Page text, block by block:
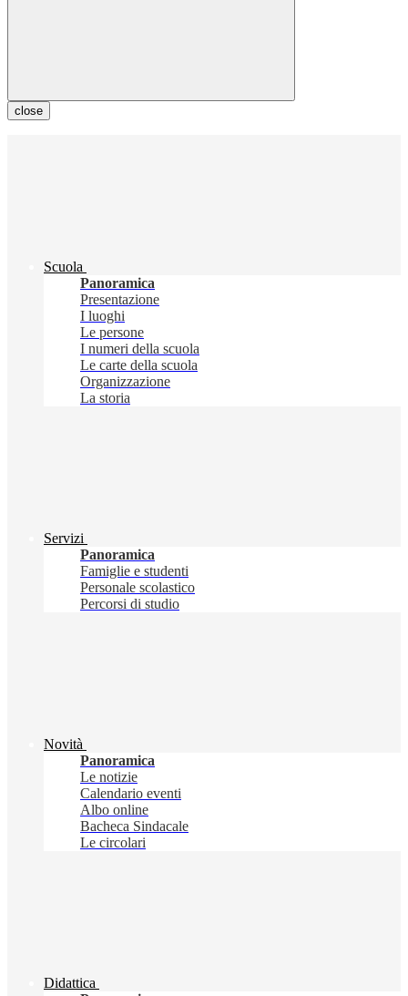
close
Scuola
Panoramica
Presentazione
I luoghi
Le persone
I numeri della scuola
Le carte della scuola
Organizzazione
La storia
Servizi
Panoramica
Famiglie e studenti
Personale scolastico
Percorsi di studio
Novità
Panoramica
Le notizie
Calendario eventi
Albo online
Bacheca Sindacale
Le circolari
Didattica